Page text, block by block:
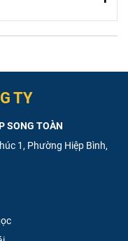
TY
SONG TOÀN
1, Phường Hiệp Bình,